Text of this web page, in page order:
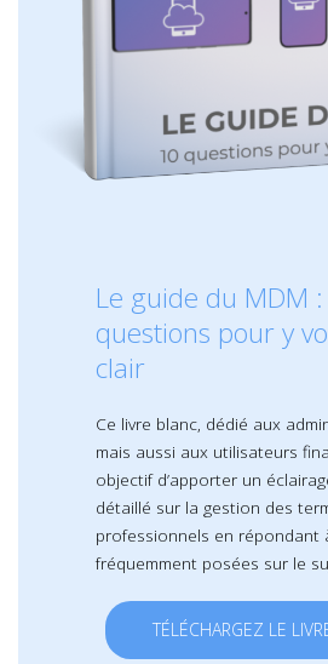
Le guide du MDM
questions pour y
clair
Ce livre blanc, dédié aux
mais aussi aux utilisateurs
objectif d’apporter un
détaillé sur la gestion des
professionnels en répondant
fréquemment posées sur le
TÉLÉCHARGEZ LE